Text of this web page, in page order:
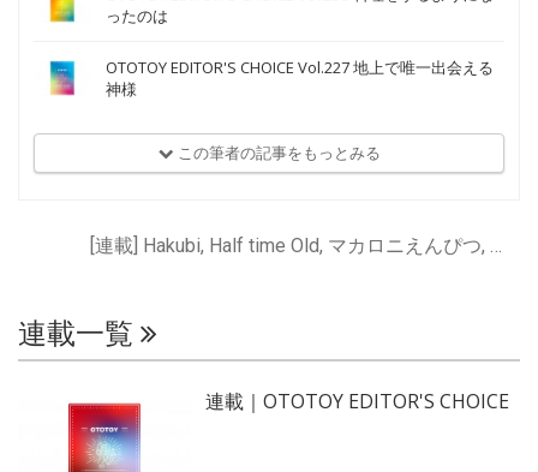
ったのは
OTOTOY EDITOR'S CHOICE Vol.227 地上で唯一出会える
神様
この筆者の記事をもっとみる
[連載] Hakubi, Half time Old, マカロニえんぴつ, ユレニワ, 神はサイコロを振らない
連載一覧
連載｜OTOTOY EDITOR'S CHOICE